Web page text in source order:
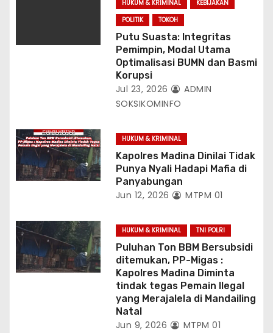
HUKUM & KRIMINAL
KEBIJAKAN
POLITIK
TOKOH
Putu Suasta: Integritas
Pemimpin, Modal Utama
Optimalisasi BUMN dan Basmi
Korupsi
Jul 23, 2026
ADMIN
SOKSIKOMINFO
HUKUM & KRIMINAL
Kapolres Madina Dinilai Tidak
Punya Nyali Hadapi Mafia di
Panyabungan
Jun 12, 2026 MTPM 01
HUKUM & KRIMINAL TNI POLRI
Puluhan Ton BBM Bersubsidi
ditemukan, PP-Migas :
Kapolres Madina Diminta
tindak tegas Pemain Ilegal
yang Merajalela di Mandailing
Natal
Jun 9, 2026 MTPM 01